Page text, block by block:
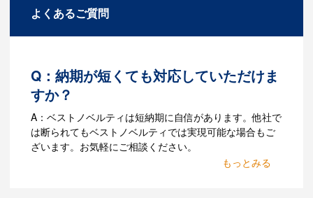
よくあるご質問
Q：納期が短くても対応していただけま
すか？
A：ベストノベルティは短納期に自信があります。他社で
は断られてもベストノベルティでは実現可能な場合もご
ざいます。お気軽にご相談ください。